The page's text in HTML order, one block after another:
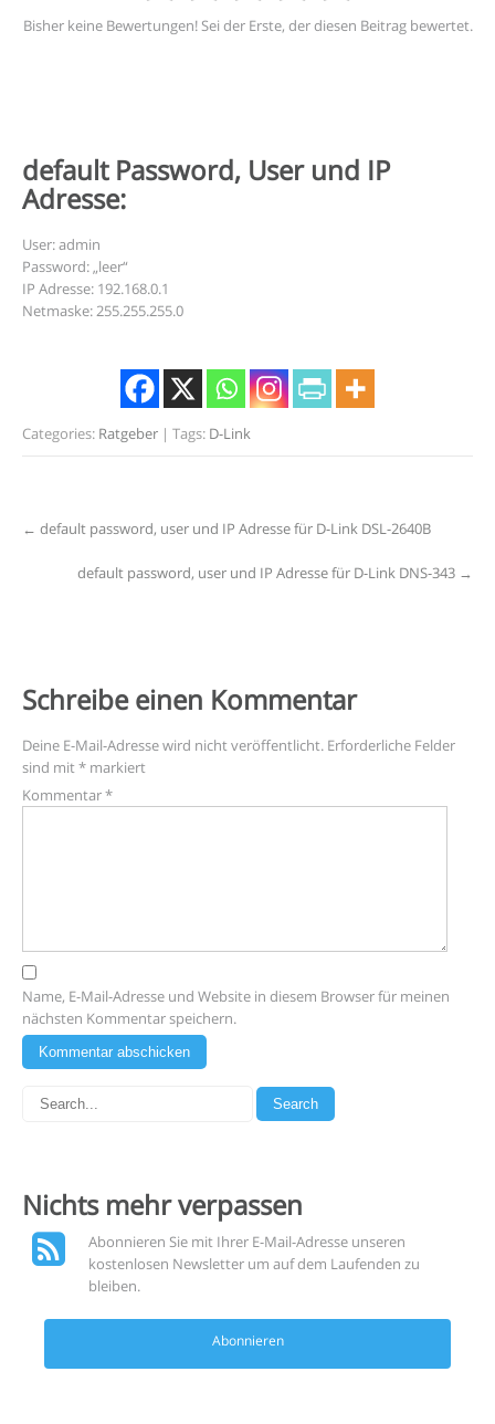
Bisher keine Bewertungen! Sei der Erste, der diesen Beitrag bewertet.
default Password, User und IP
Adresse:
User: admin
Password: „leer“
IP Adresse: 192.168.0.1
Netmaske: 255.255.255.0
Categories: Ratgeber | Tags: D-Link
Post
navigation
← default password, user und IP Adresse für D-Link DSL-2640B
default password, user und IP Adresse für D-Link DNS-343 →
Schreibe einen Kommentar
Deine E-Mail-Adresse wird nicht veröffentlicht. Erforderliche Felder
sind mit* markiert
Kommentar*
Name, E-Mail-Adresse und Website in diesem Browser für meinen
nächsten Kommentar speichern.
Nichts mehrverpassen
Abonnieren Sie mit Ihrer E-Mail-Adresse unseren
kostenlosen Newsletter um auf dem Laufenden zu
bleiben.
Abonnieren